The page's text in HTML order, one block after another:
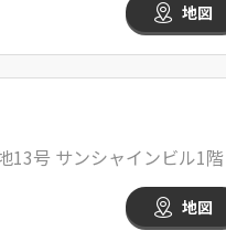
地図
13号 サンシャインビル1階
地図